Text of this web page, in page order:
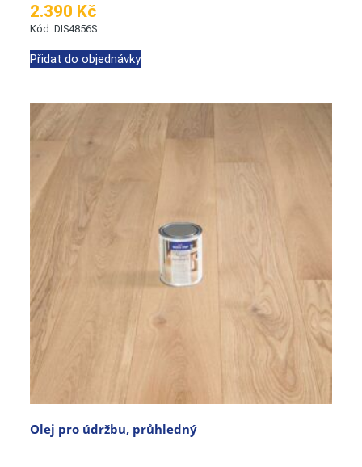
2.390 Kč
Kód: DIS4856S
Přidat do objednávky
Olej pro údržbu, průhledný